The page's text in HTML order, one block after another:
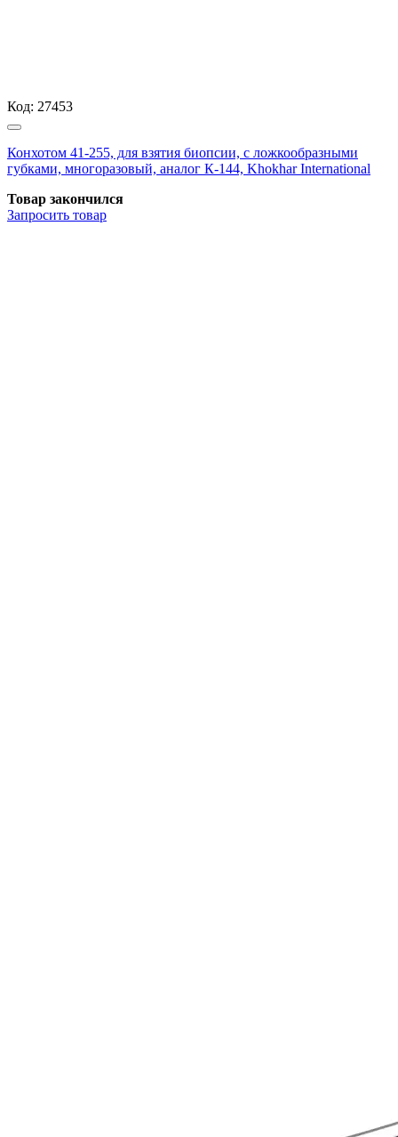
Код: 27453
Конхотом 41-255, для взятия биопсии, с ложкообразными
губками, многоразовый, аналог К-144, Khokhar International
Товар закончился
Запросить товар